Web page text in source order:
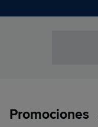
Promociones